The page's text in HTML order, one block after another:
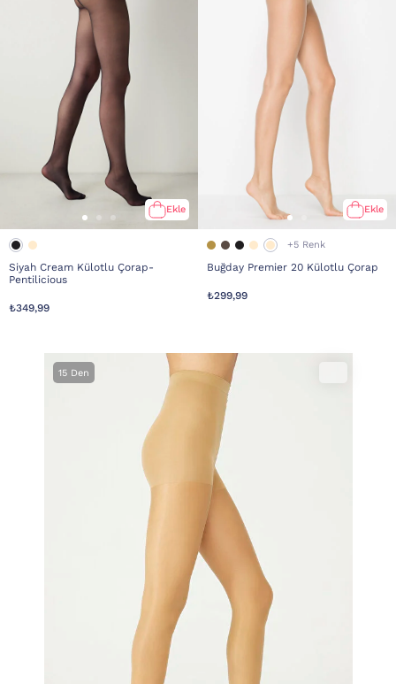
Ekle
Siyah Cream Külotlu Çorap-
Pentilicious
₺349,99
Ekle
+5 Renk
Buğday Premier 20 Külotlu Çorap
₺299,99
15 Den